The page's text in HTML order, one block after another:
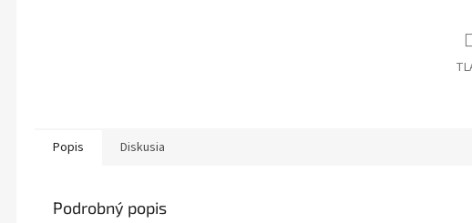
Popis Diskusia
Podrobný popis